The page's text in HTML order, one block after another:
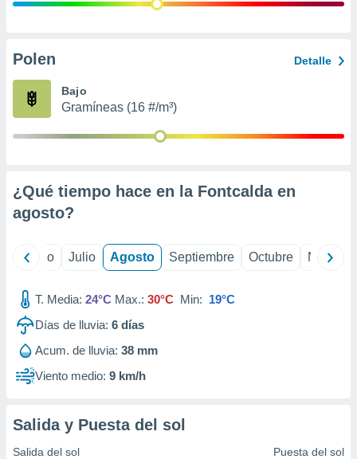
e
publicidad
Polen Detalle
Bajo
Gramíneas (16 #/m³)
¿Qué tiempo hace en la Fontcalda en
agosto?
Junio Julio Agosto Septiembre Octubre
T. Media: 24°C Max.: 30°C Min: 19°C
Días de lluvia: 6 días
Acum. de lluvia: 38 mm
Viento medio: 9 km/h
Salida y Puesta del sol
Salida del sol Puesta del sol